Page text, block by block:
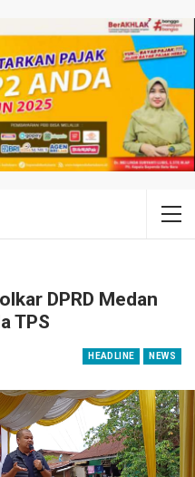
DPRD Medan
TPS
HEADLINE NEWS